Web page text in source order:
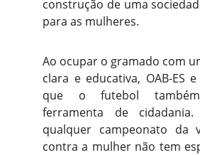
construção de uma
para as mulheres.
Ao ocupar o gramado com
clara e educativa, OAB-ES
que o futebol
ferramenta de
qualquer campeonato da
contra a mulher não tem